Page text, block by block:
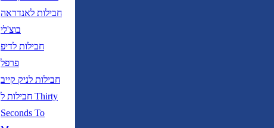
חבילות לאנדראה
בוצ'לי
חבילות לדיפ
פרפל
חבילות לניק קייב
חבילות ל Thirty
Seconds To